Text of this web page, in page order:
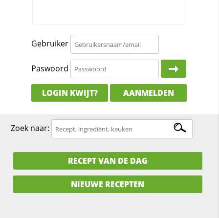
Gebruiker
Paswoord
LOGIN KWIJT? AANMELDEN
Zoek naar:
RECEPT VAN DE DAG
NIEUWE RECEPTEN